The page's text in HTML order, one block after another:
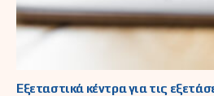
Εξεταστικά κέντρα για τις